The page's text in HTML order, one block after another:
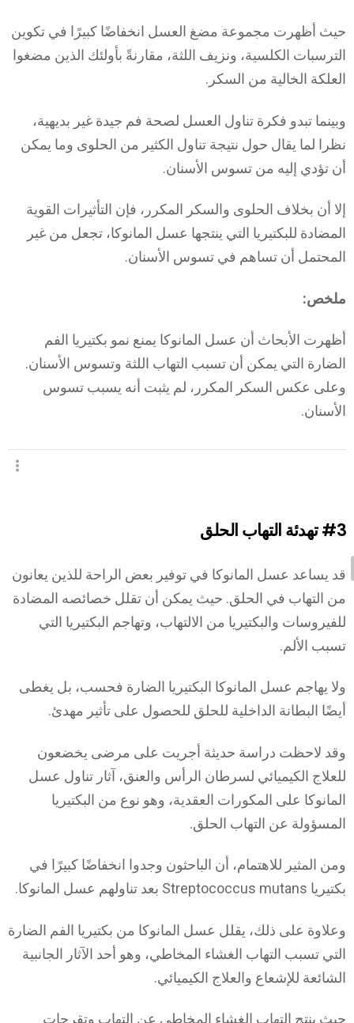
حيث أظهرت مجموعة مضغ العسل انخفاضًا كبيرًا في تكوين
الترسبات الكلسية، ونزيف اللثة، مقارنةً بأولئك الذين مضغوا
العلكة الخالية من السكر.
وبينما تبدو فكرة تناول العسل لصحة فم جيدة غير بديهية،
نظرا لما يقال حول نتيجة تناول الكثير من الحلوى وما يمكن
أن تؤدي إليه من تسوس الأسنان.
إلا أن بخلاف الحلوى والسكر المكرر، فإن التأثيرات القوية
المضادة للبكتيريا التي ينتجها عسل المانوكا، تجعل من غير
المحتمل أن تساهم في تسوس الأسنان.
ملخص:
أظهرت الأبحاث أن عسل المانوكا يمنع نمو بكتيريا الفم
الضارة التي يمكن أن تسبب التهاب اللثة وتسوس الأسنان.
وعلى عكس السكر المكرر، لم يثبت أنه يسبب تسوس
الأسنان.
#3تهدئة التهاب الحلق
قد يساعد عسل المانوكا في توفير بعض الراحة للذين يعانون
من التهاب في الحلق. حيث يمكن أن تقلل خصائصه المضادة
للفيروسات والبكتيريا من الالتهاب، وتهاجم البكتيريا التي
تسبب الألم.
ولا يهاجم عسل المانوكا البكتيريا الضارة فحسب، بل يغطى
أيضًا البطانة الداخلية للحلق للحصول على تأثير مهدئ.
وقد لاحظت دراسة حديثة أجريت على مرضى يخضعون
للعلاج الكيميائي لسرطان الرأس والعنق، آثار تناول عسل
المانوكا على المكورات العقدية، وهو نوع من البكتيريا
المسؤولة عن التهاب الحلق.
ومن المثير للاهتمام، أن الباحثون وجدوا انخفاضًا كبيرًا في
بكتيريا Streptococcus mutans بعد تناولهم عسل المانوكا.
وعلاوة على ذلك، يقلل عسل المانوكا من بكتيريا الفم الضارة
التي تسبب التهاب الغشاء المخاطي، وهو أحد الآثار الجانبية
الشائعة للإشعاع والعلاج الكيميائي.
حيث ينتج التهاب الغشاء المخاطي عن التهاب وتقرحات